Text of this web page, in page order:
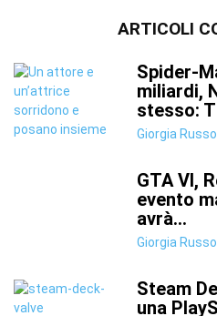
ARTICOLI
Spider-
miliardi,
stesso:
Giorgia Russo
GTA VI,
evento
avrà...
Giorgia Russo
Steam
una